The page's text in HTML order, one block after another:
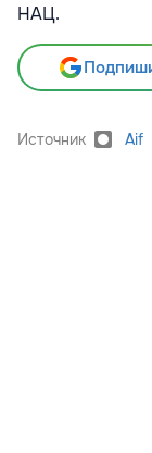
НАЦ.
Источник Aif